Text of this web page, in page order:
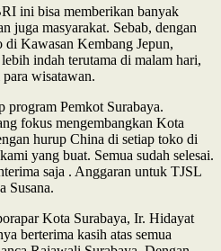
ini bisa memberikan banyak
juga masyarakat. Sebab, dengan
di Kawasan Kembang Jepun,
indah terutama di malam hari,
wisatawan.
program Pemkot Surabaya.
fokus mengembangkan Kota
hurup China di setiap toko di
yang buat. Semua sudah selesai.
saja . Anggaran untuk TJSL
Susana.
Kota Surabaya, Ir. Hidayat
berterima kasih atas semua